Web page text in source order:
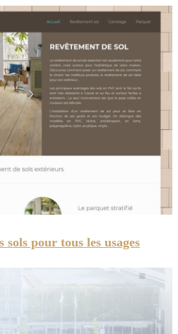
sols pour tous les usages